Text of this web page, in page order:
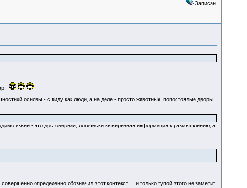
Записан
основы - с виду как люди, а на деле - просто животные, попостоялые дворы
извне - это достоверная, логически выверенная информация к размышлению, а
определенно обозначил этот контекст ... и только тупой этого не заметит.